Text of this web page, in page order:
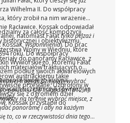
Wilhelma II. Do współpracy
który zrobił na nim wrażenie
Racławice. Kossak odpowiadał
natomiast Fałattylko pejzaż i
Kossak,Wspomnienia). Do prac
roku. Do współpracy
Wywiórskiego, któremu Fałat
podług swoich akwarelowych
swojego kuzyna
uczestniczyli również Jan
za całość kompozycji,
historycznej i obiektywizmu.
Wojny w Wiedniu, które
do panoramy Racławice, z
materiałów traktujących o
austriackiemu takie
przesłane. Uzbrojony w
się z ogromem dzieł
Kossak przystąpił do
tragedii dziejowej wybrać
południu (28 listopada 1812 r.).
na terenie wybrać miejsce, z
panoramę i aby na każdym
to, co w rzeczywistości dnia tego